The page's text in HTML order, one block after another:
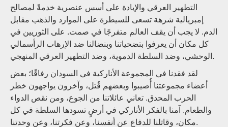
التطهير العرقي والإبادة على أسس عنصرية خدمةً لمصالح
إمبريالية شرهة تسعى للسيطرة على الموارد والذهب مقابل
الدم. لا يجب أن يقف العالم متفرجًا في صمت. على الثوريين في
كل مكان أن يعرفوا بتضحياتنا وبنضالنا ضد الإرهاب الرأسمالي
الوحشي، وضد السلطة الدموية، وضد التطهير العرقي المنهجي.
لقد فقدنا في المجموعة الأناركية في السودان رفاقًا؛ بعض
أعضاء مجموعتنا أُصيبوا وبعضهم قُتل، وآخرون يواجهون خطر
الحرب المحدق. تعاني عائلاتنا من الجوع، ومن نقص الدواء
والطعام. آمنا بالفكر الأناركي في أرضٍ تسودها السلطة في كل
مكان، وقاتلنا للدفاع عن أنفسنا، وعن فكرتنا، وعن وحدتنا.